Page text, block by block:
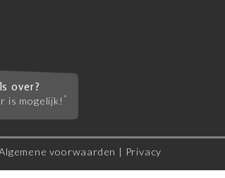
over?
is mogelijk! *
voorwaarden | Privacy